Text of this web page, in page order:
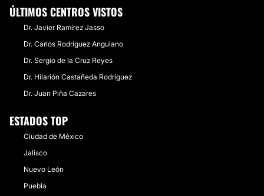
ÚLTIMOS CENTROS VISTOS
Dr. Javier Ramírez Jasso
Dr. Carlos Rodríguez Anguiano
Dr. Sergio de la Cruz Reyes
Dr. Hilarión Castañeda Rodríguez
Dr. Juan Piña Cazares
ESTADOS TOP
Ciudad de México
Jalisco
Nuevo León
Puebla